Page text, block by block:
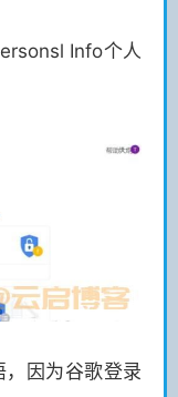
Info个人
因为谷歌登录